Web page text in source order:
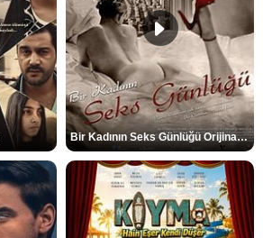
Bir Kadının Seks Günlüğü Orijinal Fragman